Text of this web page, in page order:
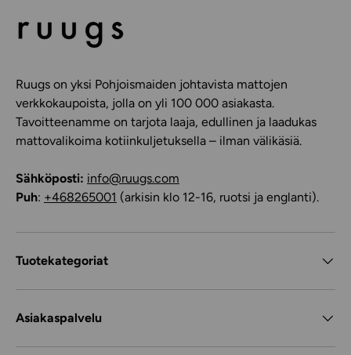
Ruugs on yksi Pohjoismaiden johtavista mattojen
verkkokaupoista, jolla on yli 100 000 asiakasta.
Tavoitteenamme on tarjota laaja, edullinen ja laadukas
mattovalikoima kotiinkuljetuksella – ilman välikäsiä.
Sähköposti: info@ruugs.com
Puh: +468265001 (arkisin klo 12-16, ruotsi ja englanti).
Tuotekategoriat
Asiakaspalvelu